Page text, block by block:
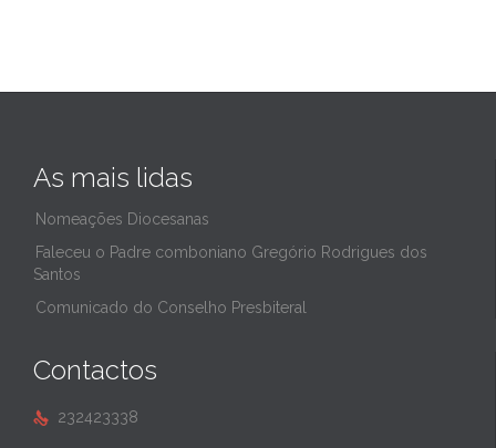
As mais lidas
Nomeações Diocesanas
Faleceu o Padre comboniano Gregório Rodrigues dos
Santos
Comunicado do Conselho Presbiteral
Contactos
 232423338